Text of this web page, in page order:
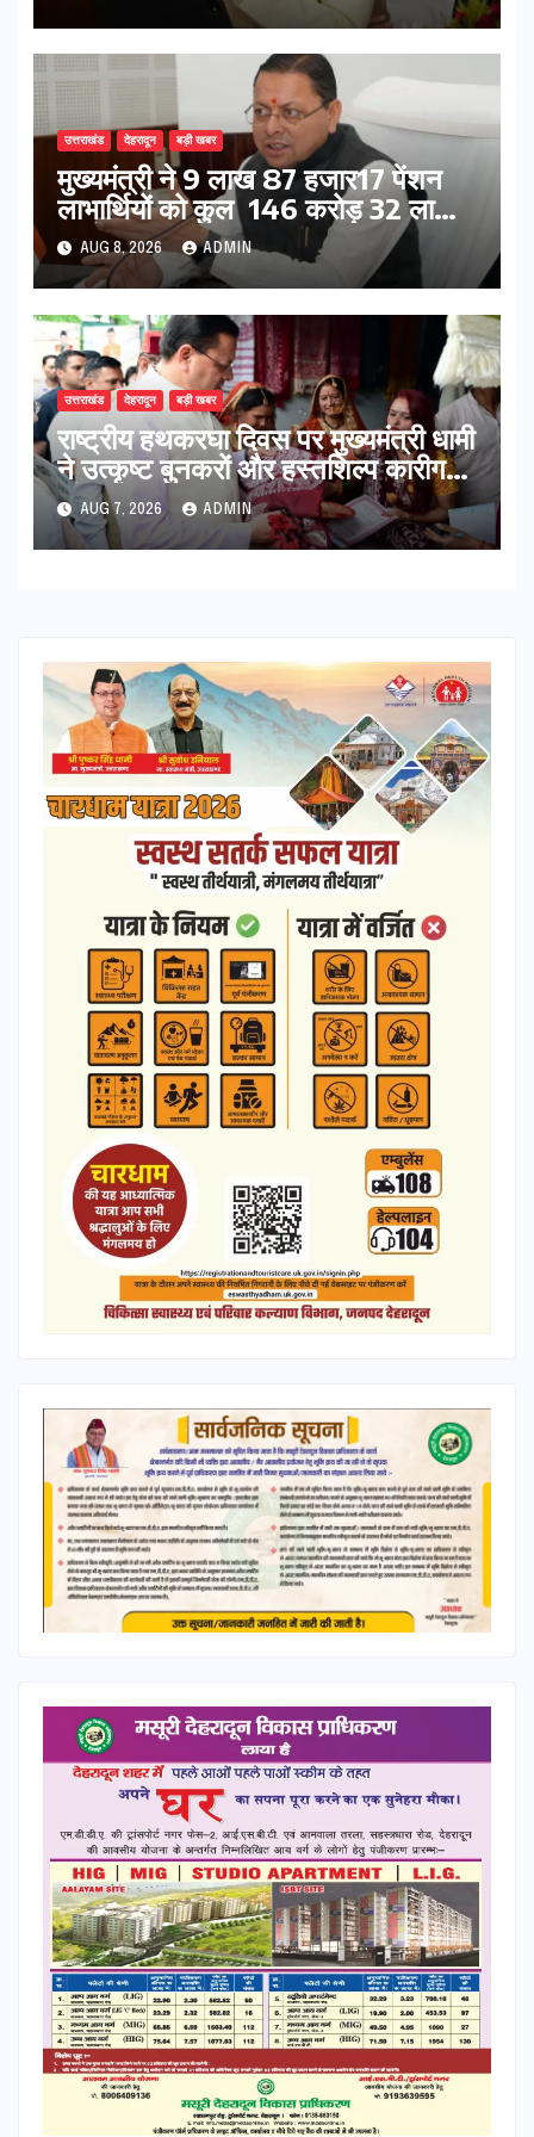
उत्तराखंड देहरादून बड़ी खबर
मुख्यमंत्री ने 9 लाख 87 हजार17 पेंशन
लाभार्थियों को कुल 146 करोड़ 32 लाख
की पेंशन राशि का किया भुगतान
AUG 8, 2026 ADMIN
उत्तराखंड देहरादून बड़ी खबर
राष्ट्रीय हथकरघा दिवस पर मुख्यमंत्री धामी
ने उत्कृष्ट बुनकरों और हस्तशिल्प कारीगरों
को किया सम्मानित
AUG 7, 2026 ADMIN